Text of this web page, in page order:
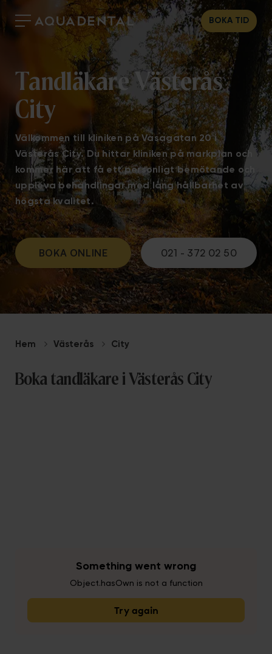
BOKA TID
Tandläkare Västerås
City
Välkommen till kliniken på Vasagatan 20 i
Västerås City. Du hittar kliniken på markplan och
kommer här att få ett personligt bemötande och
uppleva behandlingar med lång hållbarhet av
högsta kvalitet.
BOKA ONLINE 021 - 372 02 50
Hem Västerås City
Boka tandläkare i Västerås City